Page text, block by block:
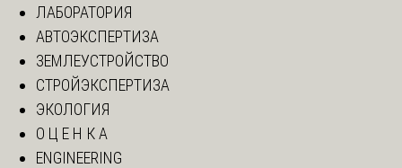
ЛАБОРАТОРИЯ
АВТОЭКСПЕРТИЗА
ЗЕМЛЕУСТРОЙСТВО
СТРОЙЭКСПЕРТИЗА
ЭКОЛОГИЯ
О Ц Е Н К А
ENGINEERING